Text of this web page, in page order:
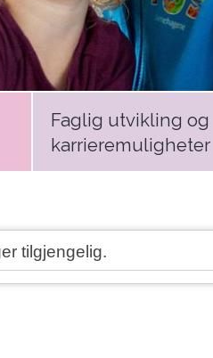
Faglig utvikling og
karrieremuligheter